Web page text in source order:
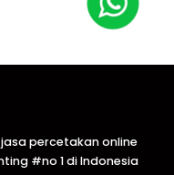
percetakan online
#no 1 di Indonesia